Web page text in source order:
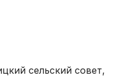
сельский совет,